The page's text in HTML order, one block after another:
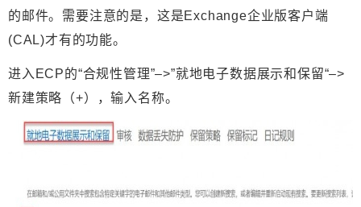
的邮件。需要注意的是， 这是Exchange企业版客户端
(CAL)才有的功能。
进入ECP的“合规性管理”–>”就地电子数据展示和保留“–>
新建策略（+），输入名称。